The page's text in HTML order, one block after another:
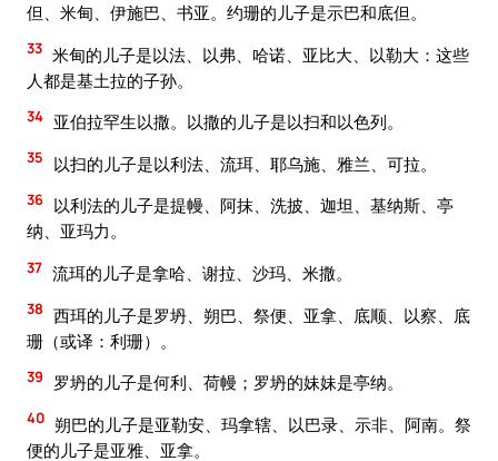
但、米甸、伊施巴、书亚。约珊的儿子是示巴和底但。
33 米甸的儿子是以法、以弗、哈诺、亚比大、以勒大：这些
人都是基土拉的子孙。
34 亚伯拉罕生以撒。以撒的儿子是以扫和以色列。
35 以扫的儿子是以利法、流珥、耶乌施、雅兰、可拉。
36 以利法的儿子是提幔、阿抹、洗披、迦坦、基纳斯、亭
纳、亚玛力。
37 流珥的儿子是拿哈、谢拉、沙玛、米撒。
38 西珥的儿子是罗坍、朔巴、祭便、亚拿、底顺、以察、底
珊（或译：利珊）。
39 罗坍的儿子是何利、荷幔；罗坍的妹妹是亭纳。
40 朔巴的儿子是亚勒安、玛拿辖、以巴录、示非、阿南。祭
便的儿子是亚雅、亚拿。